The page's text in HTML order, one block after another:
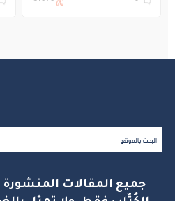
جميع المقالات